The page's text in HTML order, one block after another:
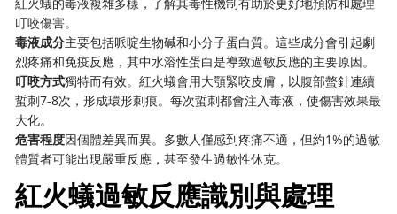
叮咬傷害。
毒液成分主要包括哌啶生物碱和小分子蛋白質。這些成分會引起劇
烈疼痛和免疫反應，其中水溶性蛋白是導致過敏反應的主要原因。
叮咬方式獨特而有效。紅火蟻會用大顎緊咬皮膚，以腹部螫針連續
蜇刺7-8次，形成環形刺痕。每次蜇刺都會注入毒液，使傷害效果最
大化。
危害程度因個體差異而異。多數人僅感到疼痛不適，但約1%的過敏
體質者可能出現嚴重反應，甚至發生過敏性休克。
紅火蟻過敏反應識別與處理